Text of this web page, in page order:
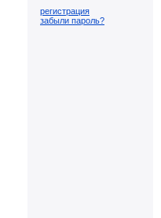
регистрация
забыли пароль?